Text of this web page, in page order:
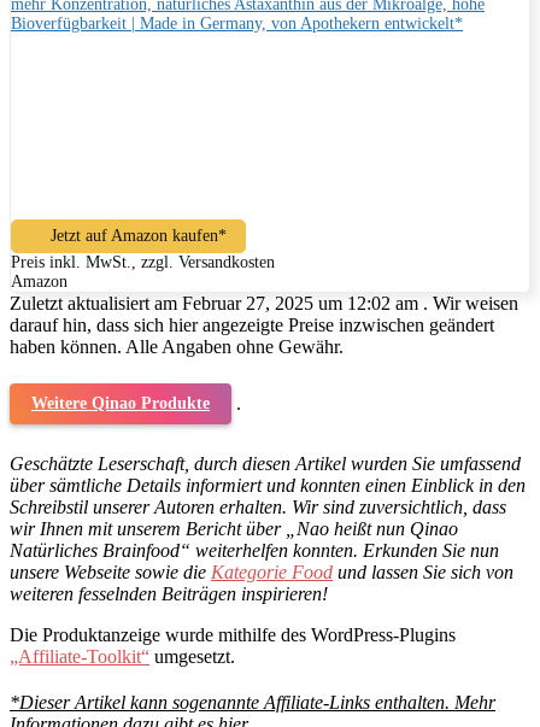
mehr Konzentration, natürliches Astaxanthin aus der Mikroalge, hohe
Bioverfügbarkeit | Made in Germany, von Apothekern entwickelt*
Jetzt auf Amazon kaufen*
Preis inkl. MwSt., zzgl. Versandkosten
Amazon
Zuletzt aktualisiert am Februar 27, 2025 um 12:02 am . Wir weisen
darauf hin, dass sich hier angezeigte Preise inzwischen geändert
haben können. Alle Angaben ohne Gewähr.
Weitere Qinao Produkte .
Geschätzte Leserschaft, durch diesen Artikel wurden Sie umfassend
über sämtliche Details informiert und konnten einen Einblick in den
Schreibstil unserer Autoren erhalten. Wir sind zuversichtlich, dass
wir Ihnen mit unserem Bericht über „Nao heißt nun Qinao
Natürliches Brainfood“ weiterhelfen konnten. Erkunden Sie nun
unsere Webseite sowie die Kategorie Food und lassen Sie sich von
weiteren fesselnden Beiträgen inspirieren!
Die Produktanzeige wurde mithilfe des WordPress-Plugins
„Affiliate-Toolkit“ umgesetzt.
*Dieser Artikel kann sogenannte Affiliate-Links enthalten. Mehr